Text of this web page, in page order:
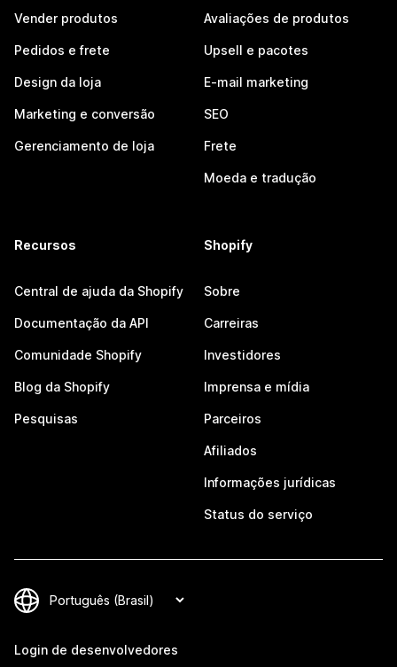
Vender produtos
Pedidos e frete
Design da loja
Marketing e conversão
Gerenciamento de loja
Avaliações de produtos
Upsell e pacotes
E-mail marketing
SEO
Frete
Moeda e tradução
Recursos
Central de ajuda da Shopify
Documentação da API
Comunidade Shopify
Blog da Shopify
Pesquisas
Shopify
Sobre
Carreiras
Investidores
Imprensa e mídia
Parceiros
Afiliados
Informações jurídicas
Status do serviço
Login de desenvolvedores